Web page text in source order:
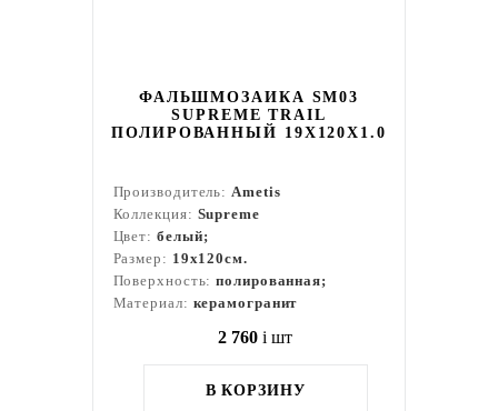
ФАЛЬШМОЗАИКА SM03
SUPREME TRAIL
ПОЛИРОВАННЫЙ 19X120X1.0
Производитель:Ametis
Коллекция: Supreme
Цвет: белый;
Размер: 19x120см.
Поверхность:полированная;
Материал: керамогранит
2 760 i шт
В КОРЗИНУ